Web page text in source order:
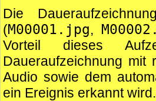
Die
(M00001.jpg,
Vorteil dieses
Daueraufzeichnung mit
Audio sowie dem
ein Ereignis erkannt wird.